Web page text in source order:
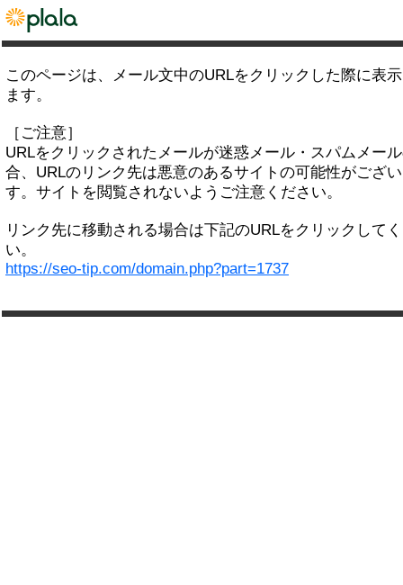
このページは、メール文中のURLをクリックした際に表
ます。
［ご注意］
URLをクリックされたメールが迷惑メール・スパムメー
合、URLのリンク先は悪意のあるサイトの可能性がござ
す。サイトを閲覧されないようご注意ください。
リンク先に移動される場合は下記のURLをクリックして
い。
https://seo-tip.com/domain.php?part=1737